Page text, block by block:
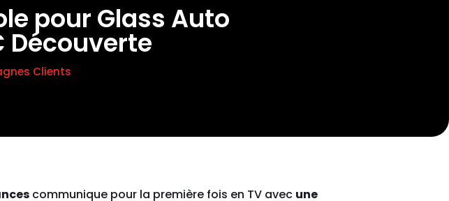
pour Glass Auto
Découverte
Clients
communique pour la première fois en TV avec une